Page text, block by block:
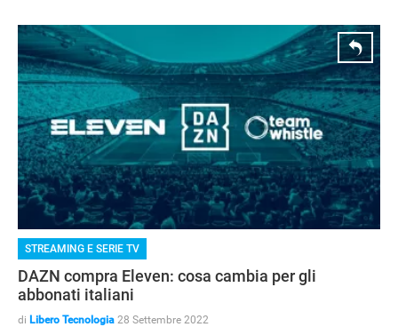
GUIDE ALL'ACQUISTO
STREAMING E SERIE TV
DAZN compra Eleven: cosa cambia per gli
abbonati italiani
di Libero Tecnologia 28 Settembre 2022